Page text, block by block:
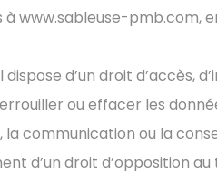
www.sableuse-pmb.com,
dispose d’un droit
ou effacer les
la communication ou la
d’un droit d’opposition